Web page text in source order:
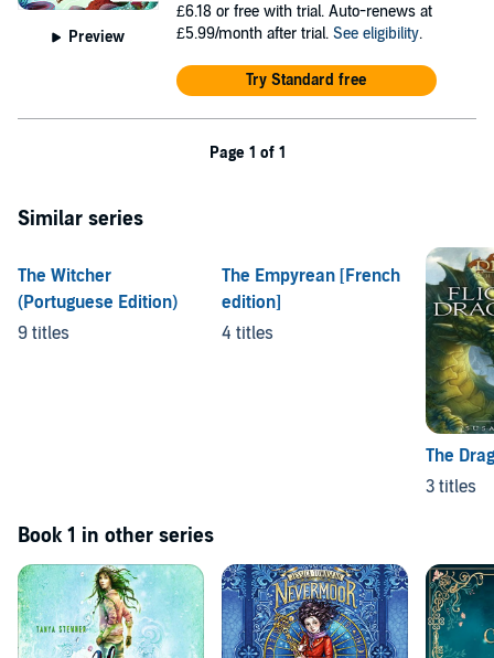
Preview
£6.18 or free with trial. Auto-renews at
£5.99/month after trial. See eligibility.
Try Standard free
Page 1 of 1
Similar series
The Witcher
(Portuguese Edition)
9 titles
The Empyrean [French
edition]
4 titles
The
3 titles
Book 1 in other series